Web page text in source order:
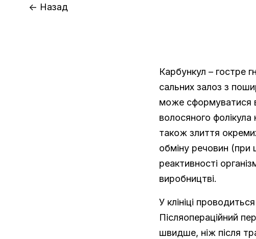
<- Назад
Карбункул – гостре
сальних залоз з
може сформуватися
волосяного
також злиття
обміну речовин (при
реактивності
виробництві.
У клініці
Післяопераційний
швидше, ніж після